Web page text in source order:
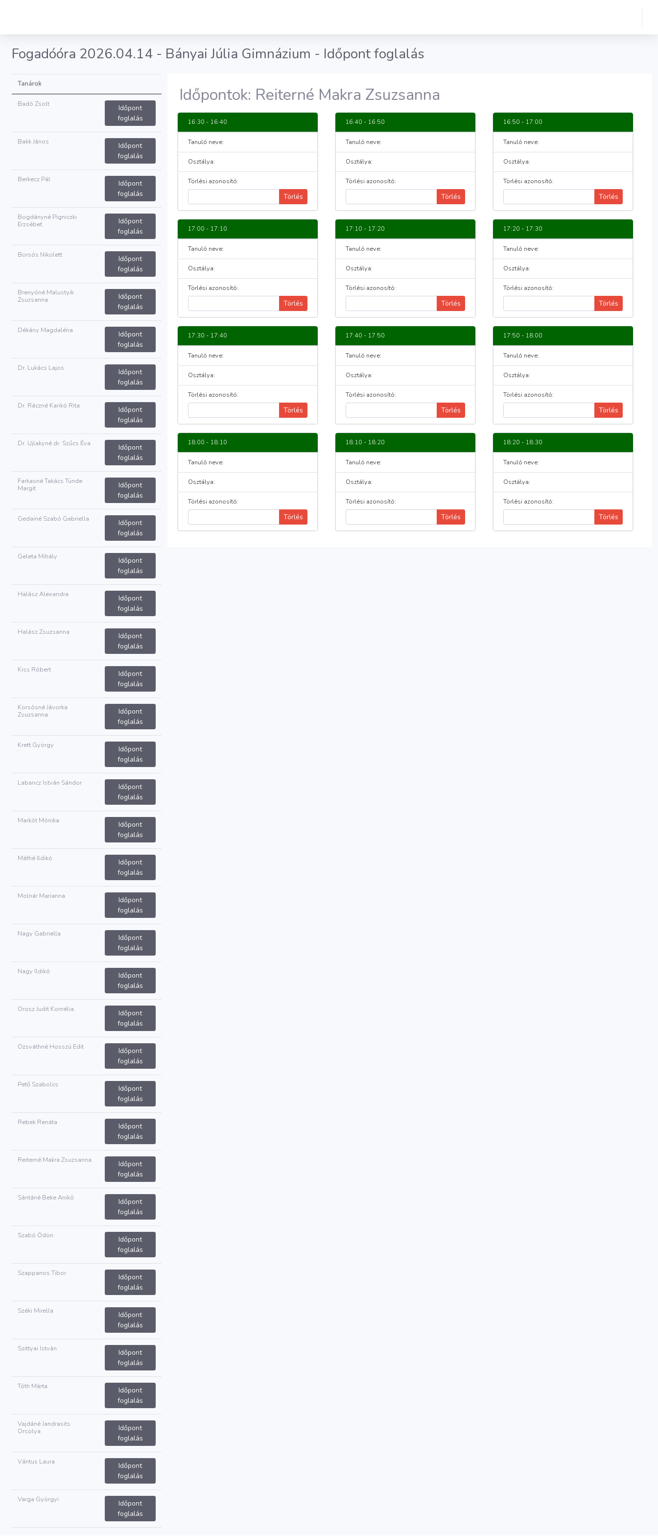
Fogadóóra 2026.04.14 - Bányai Júlia Gimnázium - Időpont foglalás
Tanárok
Badó Zsolt
Időpont
foglalás
Bakk János
Időpont
foglalás
Berkecz Pál
Időpont
foglalás
Bogdányné Pigniczki
Erzsébet
Időpont
foglalás
Borsós Nikolett
Időpont
foglalás
Brenyóné Malustyik
Zsuzsanna
Időpont
foglalás
Dékány Magdaléna
Időpont
foglalás
Dr. Lukács Lajos
Időpont
foglalás
Dr. Ráczné Karikó Rita
Időpont
foglalás
Dr. Ujlakyné dr. Szűcs Éva
Időpont
foglalás
Farkasné Takács Tünde
Margit
Időpont
foglalás
Gedainé Szabó Gabriella
Időpont
foglalás
Geleta Mihály
Időpont
foglalás
Halász Alexandra
Időpont
foglalás
Halász Zsuzsanna
Időpont
foglalás
Kiss Róbert
Időpont
foglalás
Korsósné Jávorka
Zsuzsanna
Időpont
foglalás
Krett György
Időpont
foglalás
Labancz István Sándor
Időpont
foglalás
Markót Mónika
Időpont
foglalás
Máthé Ildikó
Időpont
foglalás
Molnár Marianna
Időpont
foglalás
Nagy Gabriella
Időpont
foglalás
Nagy Ildikó
Időpont
foglalás
Orosz Judit Kornélia
Időpont
foglalás
Ozsváthné Hosszú Edit
Időpont
foglalás
Pető Szabolcs
Időpont
foglalás
Rebek Renáta
Időpont
foglalás
Reiterné Makra Zsuzsanna
Időpont
foglalás
Sántáné Beke Anikó
Időpont
foglalás
Szabó Ödön
Időpont
foglalás
Szappanos Tibor
Időpont
foglalás
Széki Mirella
Időpont
foglalás
Szittyai István
Időpont
foglalás
Tóth Márta
Időpont
foglalás
Vajdáné Jandrasits
Orsolya
Időpont
foglalás
Vántus Laura
Időpont
foglalás
Varga Györgyi
Időpont
foglalás
Időpontok: Reiterné Makra Zsuzsanna
16:30 - 16:40
Tanuló neve:
Osztálya:
Törlési azonosító:
Törlés
16:40 - 16:50
Tanuló neve:
Osztálya:
Törlési azonosító:
Törlés
16:50 - 17:00
Tanuló neve:
Osztálya:
Törlési azonosító:
Törlés
17:00 - 17:10
Tanuló neve:
Osztálya:
Törlési azonosító:
Törlés
17:10 - 17:20
Tanuló neve:
Osztálya:
Törlési azonosító:
Törlés
17:20 - 17:30
Tanuló neve:
Osztálya:
Törlési azonosító:
Törlés
17:30 - 17:40
Tanuló neve:
Osztálya:
Törlési azonosító:
Törlés
17:40 - 17:50
Tanuló neve:
Osztálya:
Törlési azonosító:
Törlés
17:50 - 18:00
Tanuló neve:
Osztálya:
Törlési azonosító:
Törlés
18:00 - 18:10
Tanuló neve:
Osztálya:
Törlési azonosító:
Törlés
18:10 - 18:20
Tanuló neve:
Osztálya:
Törlési azonosító:
Törlés
18:20 - 18:30
Tanuló neve:
Osztálya:
Törlési azonosító:
Törlés